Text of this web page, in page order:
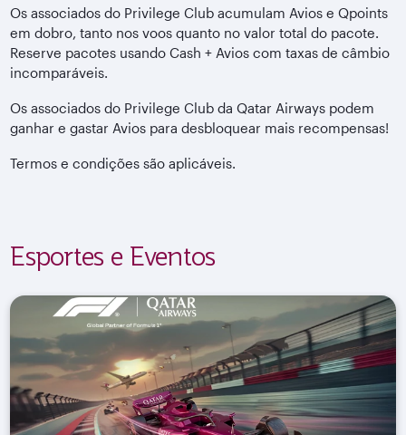
Os associados do Privilege Club acumulam Avios e Qpoints
em dobro, tanto nos voos quanto no valor total do pacote.
Reserve pacotes usando Cash + Avios com taxas de câmbio
incomparáveis.
Os associados do Privilege Club da Qatar Airways podem
ganhar e gastar Avios para desbloquear mais recompensas!
Termos e condições são aplicáveis.
Esportes e Eventos